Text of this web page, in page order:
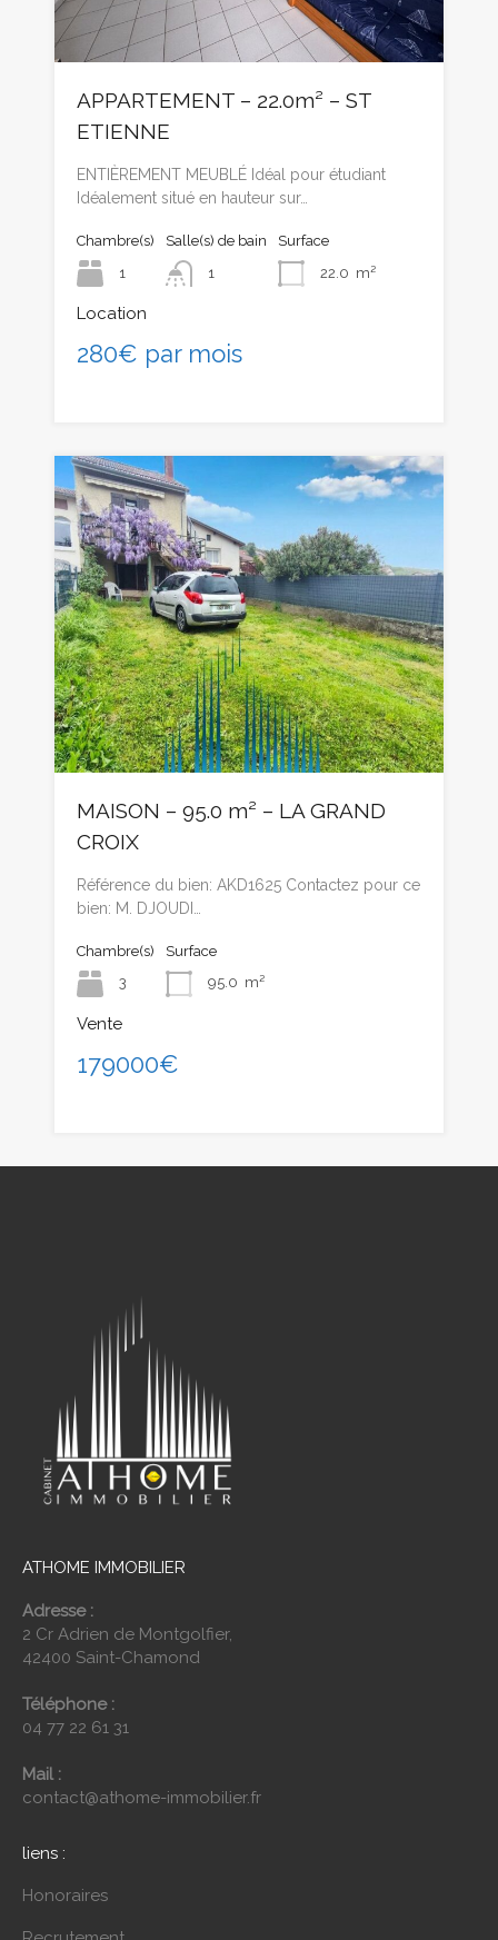
APPARTEMENT – 22.0m² – ST
ETIENNE
ENTIÈREMENT MEUBLÉ Idéal pour étudiant
Idéalement situé en hauteur sur…
Chambre(s)
1
Salle(s) de bain
1
Surface
22.0 m²
Location
280€ par mois
MAISON – 95.0 m² – LA GRAND
CROIX
Référence du bien: AKD1625 Contactez pour ce
bien: M. DJOUDI…
Chambre(s)
3
Surface
95.0 m²
Vente
179000€
ATHOME IMMOBILIER
Adresse :
2 Cr Adrien de Montgolfier,
42400 Saint-Chamond
Téléphone :
04 77 22 61 31
Mail :
contact@athome-immobilier.fr
liens :
Honoraires